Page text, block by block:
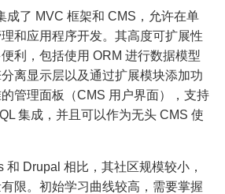
成了 MVC 框架和 CMS，允许在单
和应用程序开发。其高度可扩展性
利，包括使用 ORM 进行数据模型
离显示层以及通过扩展模块添加功
管理面板（CMS 用户界面），支持
集成，并且可以作为无头 CMS 使
和 Drupal 相比，其社区规模较小，
限。初始学习曲线较高，需要掌握